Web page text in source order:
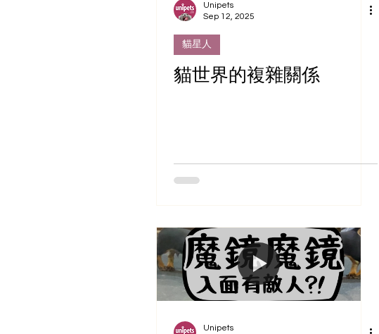
Unipets
Sep 12, 2025
貓星人
貓世界的複雜關係
Unipets